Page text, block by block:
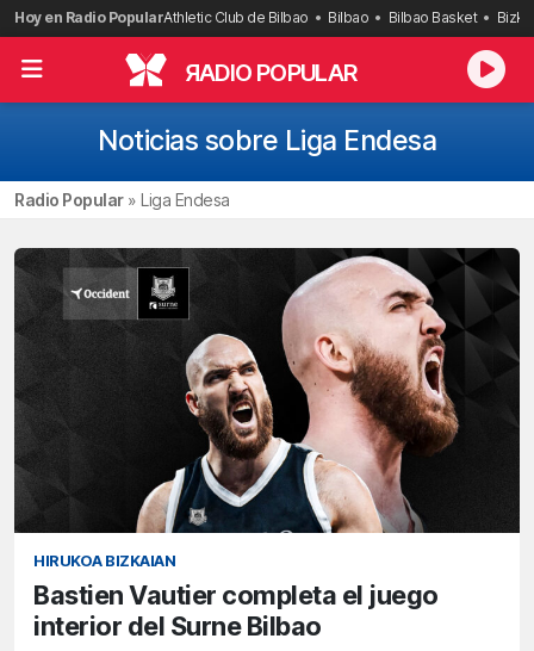
Saltar
al
contenido
Hoy en Radio PopularAthletic Club de Bilbao Bilbao Bilbao Basket
RADIO POPULAR
Noticias sobre Liga Endesa
Radio Popular» Liga Endesa
HIRUKOA BIZKAIAN
Bastien Vautier completa el juego
interior del Surne Bilbao